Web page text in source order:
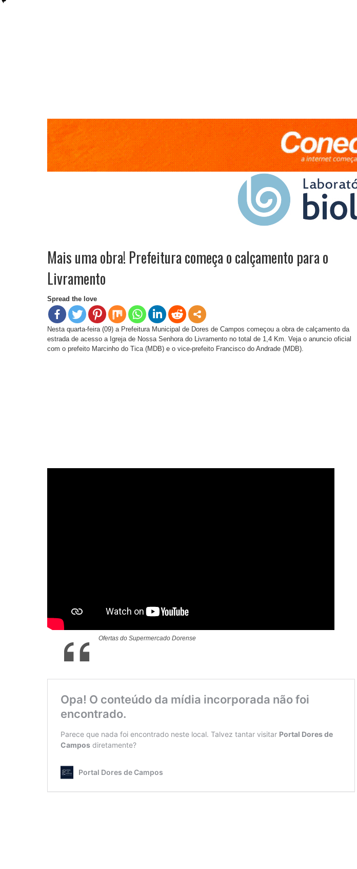
Mais uma obra! Prefeitura começa o calçamento para o
Livramento
Spread the love
Nesta quarta-feira (09) a Prefeitura Municipal de Dores de Campos começou a obra de calçamento da
estrada de acesso a Igreja de Nossa Senhora do Livramento no total de 1,4 Km. Veja o anuncio oficial
com o prefeito Marcinho do Tica (MDB) e o vice-prefeito Francisco do Andrade (MDB).
Ofertas do Supermercado Dorense